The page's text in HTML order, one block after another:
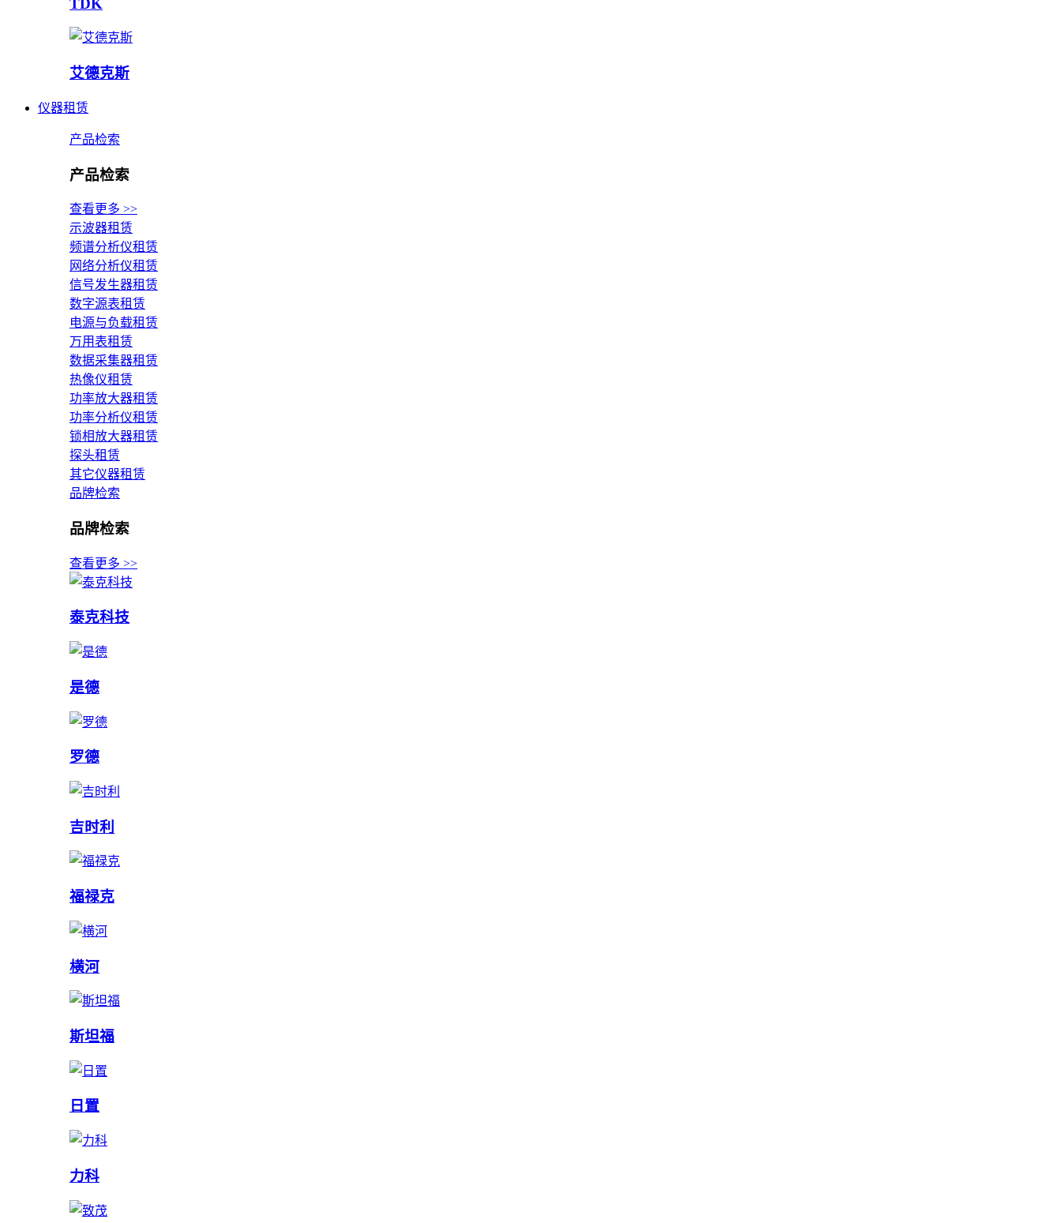
艾德克斯
仪器租赁
产品检索
产品检索
查看更多 >>
示波器租赁
频谱分析仪租赁
网络分析仪租赁
信号发生器租赁
数字源表租赁
电源与负载租赁
万用表租赁
数据采集器租赁
热像仪租赁
功率放大器租赁
功率分析仪租赁
锁相放大器租赁
探头租赁
其它仪器租赁
品牌检索
品牌检索
查看更多 >>
泰克科技
是德
罗德
吉时利
福禄克
横河
斯坦福
日置
力科